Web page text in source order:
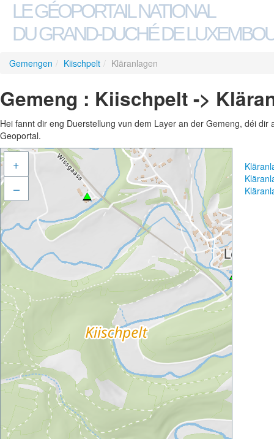
LE GÉOPORTAIL NATIONAL
DU GRAND-DUCHÉ DE
Gemengen / Kiischpelt / Kläranlagen
Gemeng : Kiischpelt ->
Hei fannt dir eng Duerstellung vun dem Layer an der Gemeng, déi
Geoportal.
+
–